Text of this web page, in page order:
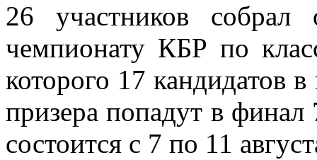
26 участников
чемпионату КБР по
которого 17 кандидатов
призера попадут в
состоится с 7 по 11